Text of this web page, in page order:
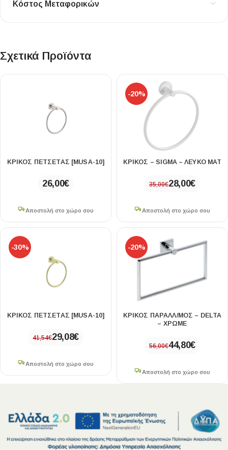
Κόστος Μεταφορικών
Σχετικά Προϊόντα
ΚΡΙΚΟΣ ΠΕΤΣΕΤΑΣ [MUSA-10]
26,00€
Αποστολή στο χώρο σου
-20%
ΚΡΙΚΟΣ – SIGMA – ΛΕΥΚΟ ΜΑΤ
35,00€28,00€
Αποστολή στο χώρο σου
-30%
ΚΡΙΚΟΣ ΠΕΤΣΕΤΑΣ [MUSA-10]
41,54€29,08€
Αποστολή στο χώρο σου
-20%
ΚΡΙΚΟΣ ΠΑΡΑΛΛ/ΜΟΣ – DELTA
– ΧΡΩΜΕ
56,00€44,80€
Αποστολή στο χώρο σου